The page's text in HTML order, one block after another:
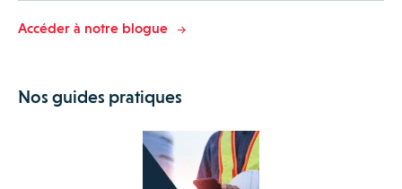
Accéder à notre blogue
Nos guides pratiques